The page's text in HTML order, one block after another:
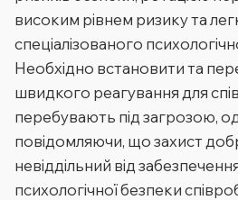
високим рівнем ризику та
спеціалізованого
Необхідно встановити та
швидкого реагування для
перебувають під загрозою,
повідомляючи, що захист
невіддільний від
психологічної безпеки